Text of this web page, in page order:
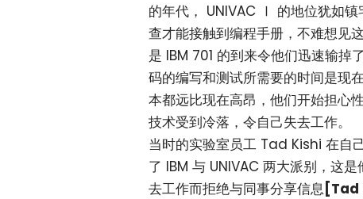
的年代， UNIVAC Ⅰ 的地位犹如
查才能接触到编程手册，不难想见
是 IBM 701 的到来令他们迅速输掉
码的编写和测试所需要的时间是现
本都远比现在高昂，他们开始担心
技术受到冷落，令自己失去工作。
当时的实验室员工 Tad Kishi 在自
了 IBM 与 UNIVAC 两大派别，这
去工作而拒绝与同事分享信息 [Tad